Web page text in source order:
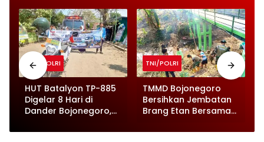
TNI/POLRI
HUT Batalyon TP-885
Digelar 8 Hari di
Dander Bojonegoro,
Bersih
TNI/POLRI
TMMD Bojonegoro
Bersihkan Jembatan
Brang Etan Bersama